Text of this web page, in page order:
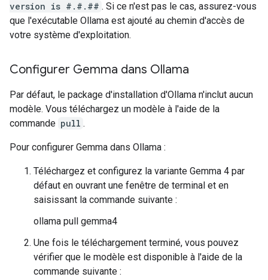
version is #.#.## . Si ce n'est pas le cas, assurez-vous
que l'exécutable Ollama est ajouté au chemin d'accès de
votre système d'exploitation.
Configurer Gemma dans Ollama
Par défaut, le package d'installation d'Ollama n'inclut aucun
modèle. Vous téléchargez un modèle à l'aide de la
commande pull .
Pour configurer Gemma dans Ollama :
Téléchargez et configurez la variante Gemma 4 par
défaut en ouvrant une fenêtre de terminal et en
saisissant la commande suivante :
ollama pull gemma4
Une fois le téléchargement terminé, vous pouvez
vérifier que le modèle est disponible à l'aide de la
commande suivante :